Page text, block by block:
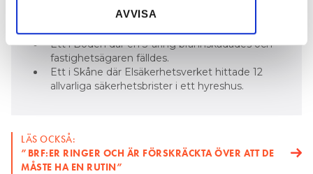
AVVISA
DOMSTOLSPRÖVNING:
Ett i Boden där en 3-åring brännskadades och
fastighetsägaren fälldes.
Ett i Skåne där Elsäkerhetsverket hittade 12
allvarliga säkerhetsbrister i ett hyreshus.
LÄS OCKSÅ:
”BRF:ER RINGER OCH ÄR FÖRSKRÄCKTA ÖVER ATT DE
MÅSTE HA EN RUTIN”